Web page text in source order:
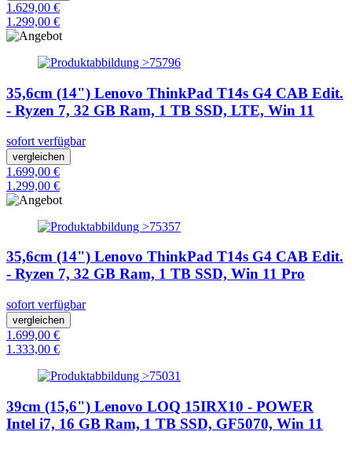
1.629,00 €
1.299,00 €
35,6cm (14") Lenovo ThinkPad T14s G4 CAB Edit.
- Ryzen 7, 32 GB Ram, 1 TB SSD, LTE, Win 11
sofort verfügbar
vergleichen
1.699,00 €
1.299,00 €
35,6cm (14") Lenovo ThinkPad T14s G4 CAB Edit.
- Ryzen 7, 32 GB Ram, 1 TB SSD, Win 11 Pro
sofort verfügbar
vergleichen
1.699,00 €
1.333,00 €
39cm (15,6") Lenovo LOQ 15IRX10 - POWER
Intel i7, 16 GB Ram, 1 TB SSD, GF5070, Win 11